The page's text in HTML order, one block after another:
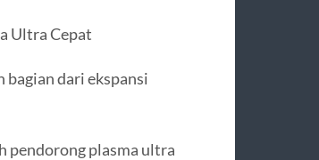
Ultra Cepat
dari ekspansi
pendorong plasma ultra